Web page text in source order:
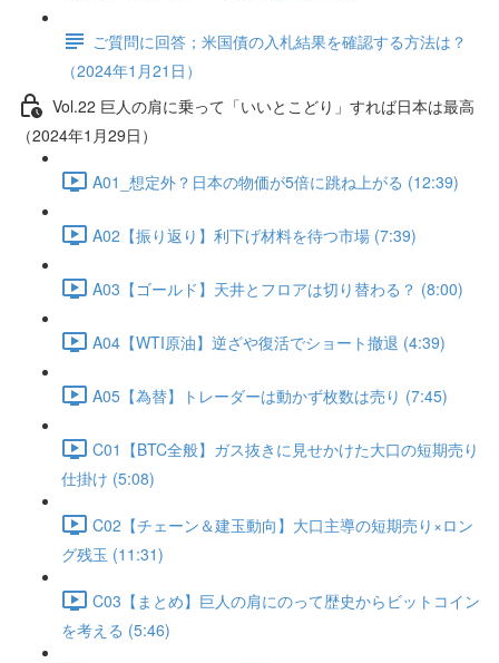
ご質問に回答；米国債の入札結果を確認する方法は？
（2024年1月21日）
Vol.22 巨人の肩に乗って「いいとこどり」すれば日本は最高
（2024年1月29日）
A01_想定外？日本の物価が5倍に跳ね上がる (12:39)
A02【振り返り】利下げ材料を待つ市場 (7:39)
A03【ゴールド】天井とフロアは切り替わる？ (8:00)
A04【WTI原油】逆ざや復活でショート撤退 (4:39)
A05【為替】トレーダーは動かず枚数は売り (7:45)
C01【BTC全般】ガス抜きに見せかけた大口の短期売り
仕掛け (5:08)
C02【チェーン＆建玉動向】大口主導の短期売り×ロン
グ残玉 (11:31)
C03【まとめ】巨人の肩にのって歴史からビットコイン
を考える (5:46)